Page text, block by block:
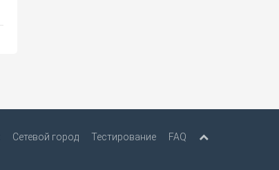
Сетевой город Тестирование FAQ